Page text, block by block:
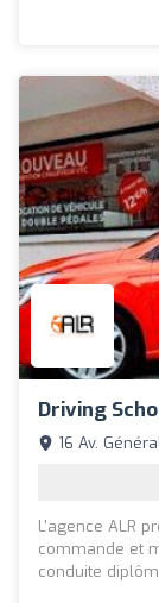
Driving
16 Av.
L'agence ALR
commande et
conduite